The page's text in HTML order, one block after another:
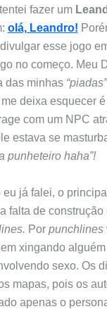
fazer um
olá, Leandro!
esse jogo
no começo. Meu
das minhas “piadas”
deixa esquecer
com um NPC
estava se
punheteiro haha”!
eu já falei, o
falta de
Por punchlines
xingando
sexo. Os
mapas, pois os
apenas o